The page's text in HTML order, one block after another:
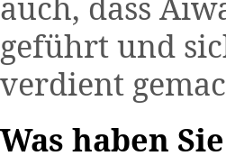
geführt und
verdient
Was haben